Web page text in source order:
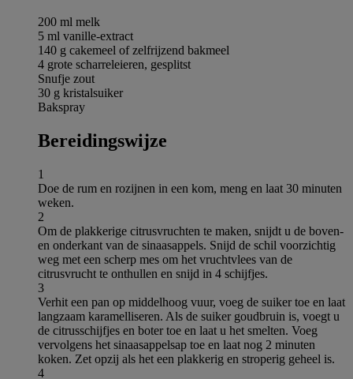
200 ml melk
5 ml vanille-extract
140 g cakemeel of zelfrijzend bakmeel
4 grote scharreleieren, gesplitst
Snufje zout
30 g kristalsuiker
Bakspray
Bereidingswijze
1
Doe de rum en rozijnen in een kom, meng en laat 30 minuten
weken.
2
Om de plakkerige citrusvruchten te maken, snijdt u de boven-
en onderkant van de sinaasappels. Snijd de schil voorzichtig
weg met een scherp mes om het vruchtvlees van de
citrusvrucht te onthullen en snijd in 4 schijfjes.
3
Verhit een pan op middelhoog vuur, voeg de suiker toe en laat
langzaam karamelliseren. Als de suiker goudbruin is, voegt u
de citrusschijfjes en boter toe en laat u het smelten. Voeg
vervolgens het sinaasappelsap toe en laat nog 2 minuten
koken. Zet opzij als het een plakkerig en stroperig geheel is.
4